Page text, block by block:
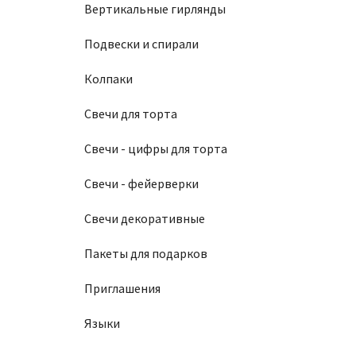
Вертикальные гирлянды
Подвески и спирали
Колпаки
Свечи для торта
Свечи - цифры для торта
Свечи - фейерверки
Свечи декоративные
Пакеты для подарков
Приглашения
Языки